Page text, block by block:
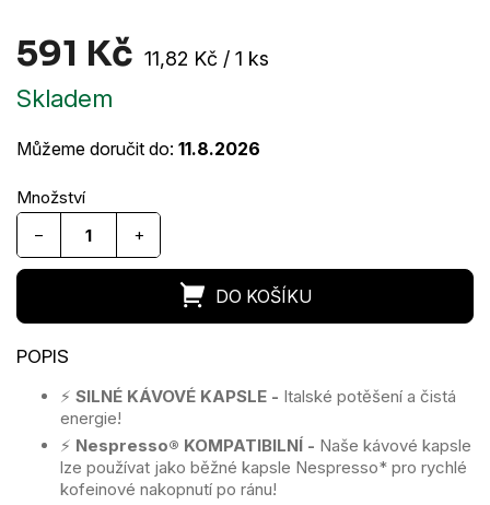
591 Kč Měrná
11,82 Kč / 1 ks
Skladem
Můžeme doručit do: 11.8.2026
+
−
⚡️ SILNÉ KÁVOVÉ KAPSLE - Italské potěšení a čistá
energie!
⚡️ Nespresso® KOMPATIBILNÍ - Naše kávové kapsle
lze používat jako běžné kapsle Nespresso* pro rychlé
kofeinové nakopnutí po ránu!